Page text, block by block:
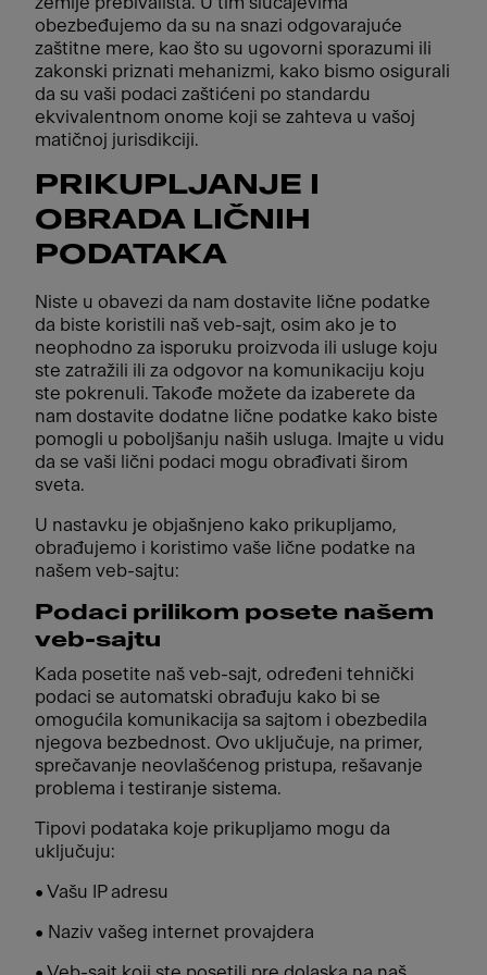
obezbeđujemo da su na snazi odgovarajuće
zaštitne mere, kao što su ugovorni sporazumi ili
zakonski priznati mehanizmi, kako bismo osigurali
da su vaši podaci zaštićeni po standardu
ekvivalentnom onome koji se zahteva u vašoj
matičnoj jurisdikciji.
PRIKUPLJANJE I
OBRADA LIČNIH
PODATAKA
Niste u obavezi da nam dostavite lične podatke
da biste koristili naš veb-sajt, osim ako je to
neophodno za isporuku proizvoda ili usluge koju
ste zatražili ili za odgovor na komunikaciju koju
ste pokrenuli. Takođe možete da izaberete da
nam dostavite dodatne lične podatke kako biste
pomogli u poboljšanju naših usluga. Imajte u vidu
da se vaši lični podaci mogu obrađivati širom
sveta.
U nastavku je objašnjeno kako prikupljamo,
obrađujemo i koristimo vaše lične podatke na
našem veb-sajtu:
Podaci prilikom posete našem
veb-sajtu
Kada posetite naš veb-sajt, određeni tehnički
podaci se automatski obrađuju kako bi se
omogućila komunikacija sa sajtom i obezbedila
njegova bezbednost. Ovo uključuje, na primer,
sprečavanje neovlašćenog pristupa, rešavanje
problema i testiranje sistema.
Tipovi podataka koje prikupljamo mogu da
uključuju:
• Vašu IP adresu
• Naziv vašeg internet provajdera